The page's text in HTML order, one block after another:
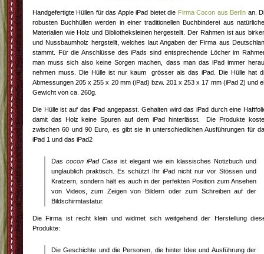
Handgefertigte Hüllen für das Apple iPad bietet die Firma Cocon aus Berlin an.
robusten Buchhüllen werden in einer traditionellen Buchbinderei aus
Materialien wie Holz und Bibliotheksleinen hergestellt. Der Rahmen ist aus
und Nussbaumholz hergstellt, welches laut Angaben der Firma aus
stammt. Für die Anschlüsse des iPads sind entsprechende Löcher im
man muss sich also keine Sorgen machen, dass man das iPad immer
nehmen muss. Die Hülle ist nur kaum grösser als das iPad. Die Hülle hat
Abmessungen 205 x 255 x 20 mm (iPad) bzw. 201 x 253 x 17 mm (iPad 2) und
Gewicht von ca. 260g.
Die Hülle ist auf das iPad angepasst. Gehalten wird das iPad durch eine
damit das Holz keine Spuren auf dem iPad hinterlässt. Die Produkte
zwischen 60 und 90 Euro, es gibt sie in unterschiedlichen Ausführungen für
iPad 1 und das iPad2
Das cocon iPad Case ist elegant wie ein klassisches Notizbuch und
unglaublich praktisch. Es schützt Ihr iPad nicht nur vor Stössen und
Kratzern, sondern hält es auch in der perfekten Position zum Ansehen
von Videos, zum Zeigen von Bildern oder zum Schreiben auf der
Bildschirmtastatur.
Die Firma ist recht klein und widmet sich weitgehend der Herstellung
Produkte:
Die Geschichte und die Personen, die hinter Idee und Ausführung der